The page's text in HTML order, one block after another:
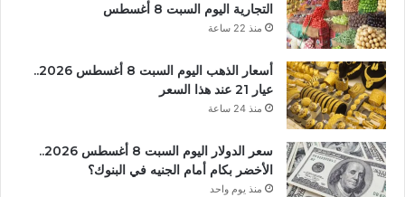
التجارية اليوم السبت 8 أغسطس
منذ 22 ساعة
أسعار الذهب اليوم السبت 8 أغسطس 2026..
عيار 21 عند هذا السعر
منذ 24 ساعة
سعر الدولار اليوم السبت 8 أغسطس 2026..
الأخضر بكام أمام الجنيه في البنوك؟
منذ يوم واحد